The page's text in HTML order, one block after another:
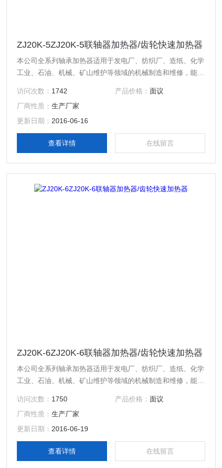
ZJ20K-5ZJ20K-5联轴器加热器/齿轮快速加热器
本公司全系列轴承加热器适用于发电厂、纺织厂、造纸、化学
工业、石油、机械、矿山维护等领域的机械制造和维修，能用
磁，使工件圆柱形彭胀，实现过盈装配的要求，现加热器使用
微电脑控制，能使加热器自动检测设备故障、自动调整加热器
功率、软启动/停机。轴承加热温度和时间可以预先设定并显
示，本公司全系列系列轴承自控加热器达到并*于同类产品。
访问次数： 1742 产品价格： 面议
厂商性质：生产厂家
更新日期： 2016-06-16
查看详情 在线留言
ZJ20K-6ZJ20K-6联轴器加热器/齿轮快速加热器
本公司全系列轴承加热器适用于发电厂、纺织厂、造纸、化学
工业、石油、机械、矿山维护等领域的机械制造和维修，能用
磁，使工件圆柱形彭胀，实现过盈装配的要求，现加热器使用
微电脑控制，能使加热器自动检测设备故障、自动调整加热器
功率、软启动/停机。轴承加热温度和时间可以预先设定并显
示，本公司全系列系列轴承自控加热器达到并*于同类产品。
访问次数： 1750 产品价格： 面议
厂商性质：生产厂家
更新日期： 2016-06-19
查看详情 在线留言